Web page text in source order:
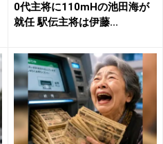
0代主将に110mHの池田海が
就任 駅伝主将は伊藤...